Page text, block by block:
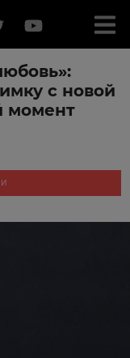
с новой
момент